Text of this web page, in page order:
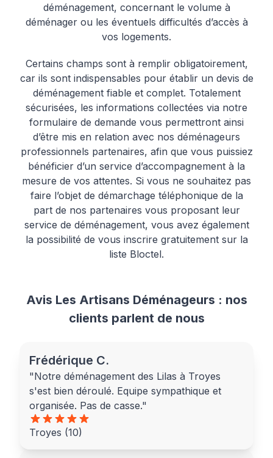
déménagement, concernant le volume à
déménager ou les éventuels difficultés d’accès à
vos logements.
Certains champs sont à remplir obligatoirement,
car ils sont indispensables pour établir un devis de
déménagement fiable et complet. Totalement
sécurisées, les informations collectées via notre
formulaire de demande vous permettront ainsi
d’être mis en relation avec nos déménageurs
professionnels partenaires, afin que vous puissiez
bénéficier d’un service d’accompagnement à la
mesure de vos attentes. Si vous ne souhaitez pas
faire l’objet de démarchage téléphonique de la
part de nos partenaires vous proposant leur
service de déménagement, vous avez également
la possibilité de vous inscrire gratuitement sur la
liste Bloctel.
Avis Les Artisans Déménageurs : nos
clients parlent de nous
Frédérique C.
"Notre déménagement des Lilas à Troyes
s'est bien déroulé. Equipe sympathique et
organisée. Pas de casse."
Troyes (10)